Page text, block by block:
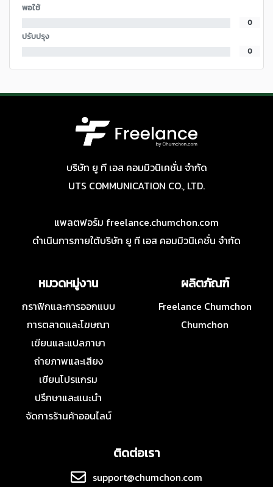
พอใช้
0
ปรับปรุง
0
บริษัท ยู ที เอส คอมมิวนิเคชั่น จำกัด
UTS COMMUNICATION CO., LTD.
แพลตฟอร์ม freelance.chumchon.com
ดำเนินการภายใต้บริษัท ยู ที เอส คอมมิวนิเคชั่น จำกัด
หมวดหมู่งาน
กราฟิกและการออกแบบ
การตลาดและโฆษณา
เขียนและแปลภาษา
ถ่ายภาพและเสียง
เขียนโปรแกรม
ปรึกษาและแนะนำ
จัดการร้านค้าออนไลน์
ผลิตภัณฑ์
Freelance Chumchon
Chumchon
ติดต่อเรา
support@chumchon.com